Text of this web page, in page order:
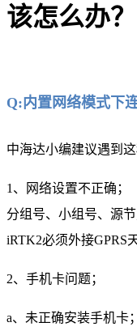
该怎么办？
Q:内置网络模式下
中海达小编建议遇到
1、网络设置不正确；
分组号、小组号、源
iRTK2必须外接GPRS
2、手机卡问题；
a、未正确安装手机卡